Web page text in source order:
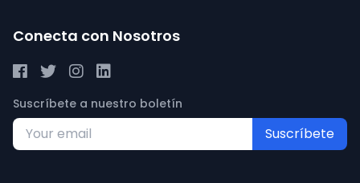
Conecta con Nosotros
Suscríbete a nuestro boletín
Suscríbete